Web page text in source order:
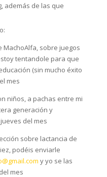
además de las que
MachoAlfa, sobre juegos
tentandole para que
(sin mucho éxito
mes
niños, a pachas entre mi
generación y
del mes
sobre lactancia de
podéis enviarle
y yo se las
mes